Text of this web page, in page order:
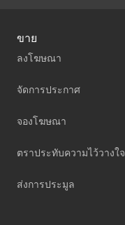
ขาย
ลงโฆษณา
จัดการประกาศ
จองโฆษณา
ตราประทับความไว้วางใจ
ส่งการประมูล